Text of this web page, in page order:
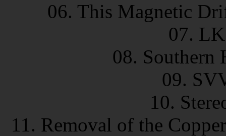
06. This Magnetic
07.
08. Southern
09.
10.
11. Removal of the